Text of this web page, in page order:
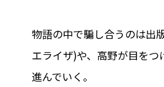
物語の中で騙し合うのは出
エライザ)や、高野が目を
進んでいく。